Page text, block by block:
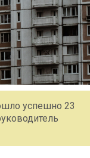
успешно 23